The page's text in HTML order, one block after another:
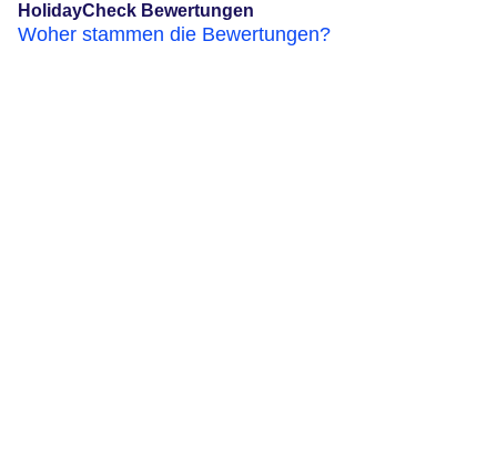
HolidayCheck Bewertungen
Woher stammen die Bewertungen?